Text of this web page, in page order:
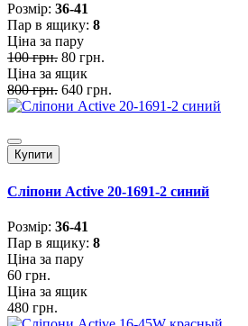
Розмiр: 36-41
Пар в ящику: 8
Ціна за пару
100 грн. 80 грн.
Ціна за ящик
800 грн. 640 грн.
Купити
Сліпони Active 20-1691-2 синий
Розмiр: 36-41
Пар в ящику: 8
Ціна за пару
60 грн.
Ціна за ящик
480 грн.